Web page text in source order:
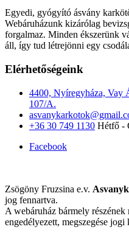
Egyedi, gyógyító ásvány
Webáruházunk kizárólag
forgalmaz. Minden ékszerünk
áll, így tud létrejönni egy
Elérhetőségeink
4400, Nyíregyháza, Vay
107/A.
+36 30 749 1130 Hétfő -
Facebook
Zsögöny Fruzsina e.v.
jog fennartva.
A webáruház bármely részének
engedélyezett, megszegése